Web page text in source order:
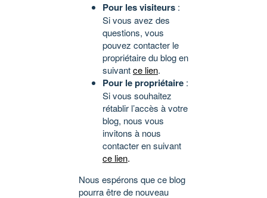
Pour les visiteurs :
Si vous avez des
questions, vous
pouvez contacter le
propriétaire du blog en
suivantce lien.
Pour le propriétaire :
Si vous souhaitez
rétablir l’accès à votre
blog, nous vous
invitons à nous
contacter en suivant
ce lien.
Nous espérons que ce blog
pourra être de nouveau